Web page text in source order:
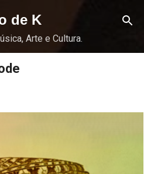
conteúdo principal
de K
Arte e Cultura.